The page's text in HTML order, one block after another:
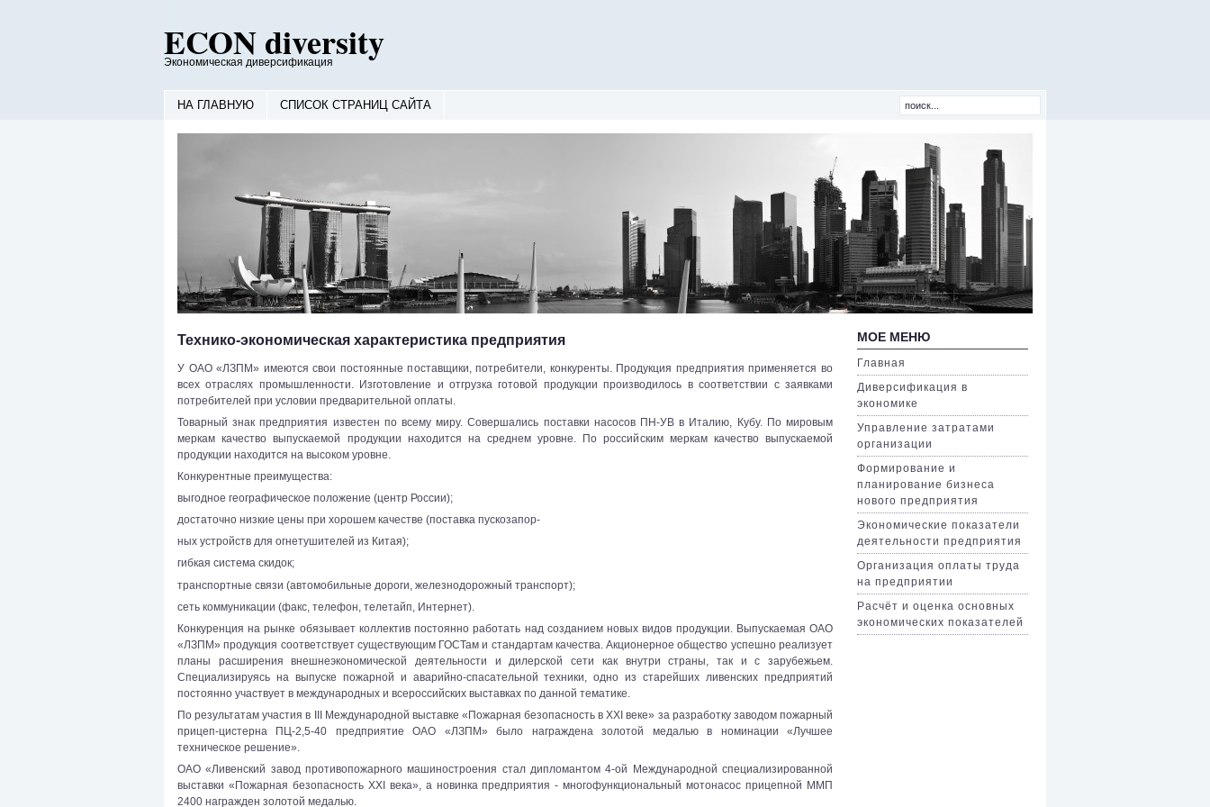
ECON diversity
Экономическая диверсификация
НА ГЛАВНУЮ СПИСОК СТРАНИЦ САЙТА
Технико-экономическая характеристика предприятия
У ОАО «ЛЗПМ» имеются свои постоянные поставщики, потребители, конкуренты. Продукция предприятия применяется во
всех отраслях промышленности. Изготовление и отгрузка готовой продукции производилось в соответствии с заявками
потребителей при условии предварительной оплаты.
Товарный знак предприятия известен по всему миру. Совершались поставки насосов ПН-УВ в Италию, Кубу. По мировым
меркам качество выпускаемой продукции находится на среднем уровне. По российским меркам качество выпускаемой
продукции находится на высоком уровне.
Конкурентные преимущества:
выгодное географическое положение (центр России);
достаточно низкие цены при хорошем качестве (поставка пускозапор-
ных устройств для огнетушителей из Китая);
гибкая система скидок;
транспортные связи (автомобильные дороги, железнодорожный транспорт);
сеть коммуникации (факс, телефон, телетайп, Интернет).
Конкуренция на рынке обязывает коллектив постоянно работать над созданием новых видов продукции. Выпускаемая ОАО
«ЛЗПМ» продукция соответствует существующим ГОСТам и стандартам качества. Акционерное общество успешно реализует
планы расширения внешнеэкономической деятельности и дилерской сети как внутри страны, так и с зарубежьем.
Специализируясь на выпуске пожарной и аварийно-спасательной техники, одно из старейших ливенских предприятий
постоянно участвует в международных и всероссийских выставках по данной тематике.
По результатам участия в III Международной выставке «Пожарная безопасность в XXI веке» за разработку заводом пожарный
прицеп-цистерна ПЦ-2,5-40 предприятие ОАО «ЛЗПМ» было награждена золотой медалью в номинации «Лучшее
техническое решение».
ОАО «Ливенский завод противопожарного машиностроения стал дипломантом 4-ой Международной специализированной
выставки «Пожарная безопасность ХХI века», а новинка предприятия - многофункциональный мотонасос прицепной ММП
2400 награжден золотой медалью.
МОЕ МЕНЮ
Главная
Диверсификация в
экономике
Управление затратами
организации
Формирование и
планирование бизнеса
нового предприятия
Экономические показатели
деятельности предприятия
Организация оплаты труда
на предприятии
Расчёт и оценка основных
экономических показателей